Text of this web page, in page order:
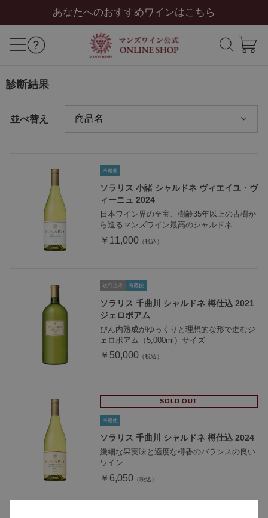
あなたへのおすすめワインはこちら
診断結果
並べ替え
ソラリス 小諸 シャルドネ ヴィエイユ・ヴ
ィーニュ 2024
日本ワイン界の至宝、樹齢35年以上の古樹か
ら造るマンズワイン最高のシャルドネ
￥11,000
ソラリス 千曲川 シャルドネ 樽仕込 2021
ジェロボアム
びん内熟成がゆっくりと理想的な形で進むジ
ェロボアム（5,000ml）サイズ
￥50,000
SOLD OUT
ソラリス 千曲川 シャルドネ 樽仕込 2024
繊細な果実味と適度な樽香のバランスの良い
ワイン
￥6,050